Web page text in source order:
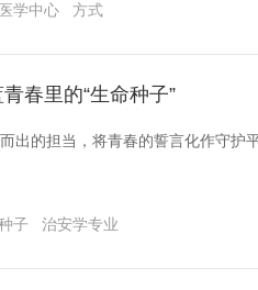
医学中心 方式
春里的“生命种子”
出的担当，将青春的誓言化作守护
子 治安学专业